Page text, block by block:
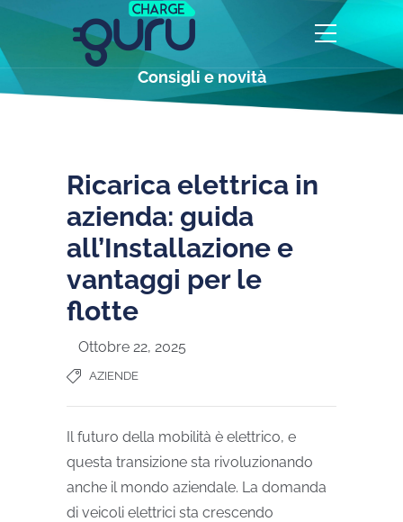
Consigli e novità
Ricarica elettrica in
azienda: guida
all’Installazione e
vantaggi per le
flotte
Ottobre 22, 2025
AZIENDE
Il futuro della mobilità è elettrico, e
questa transizione sta rivoluzionando
anche il mondo aziendale. La domanda
di veicoli elettrici sta crescendo